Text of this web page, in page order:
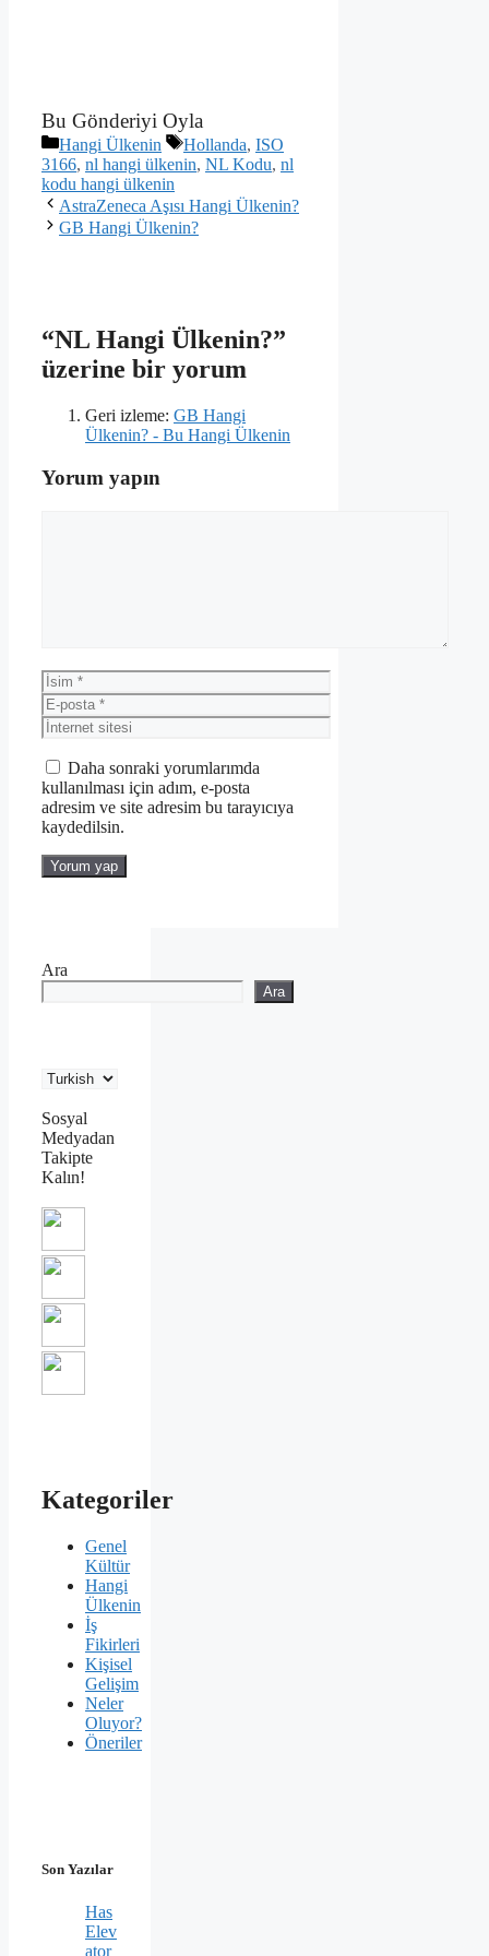
Bu Gönderiyi Oyla
Kategoriler
Hangi Ülkenin Etiketler
Hollanda, ISO
3166, nl hangi ülkenin, NL Kodu, nl
kodu hangi ülkenin
AstraZeneca Aşısı Hangi Ülkenin?
GB Hangi Ülkenin?
“NL Hangi Ülkenin?”
üzerine bir yorum
Geri izleme: GB Hangi
Ülkenin? - Bu Hangi Ülkenin
Yorum yapın
İsim
E-
posta
İnternet
sitesi
Daha sonraki yorumlarımda
kullanılması için adım, e-posta
adresim ve site adresim bu tarayıcıya
kaydedilsin.
Ara
Ara
Sosyal
Medyadan
Takipte
Kalın!
Kategoriler
Genel
Kültür
Hangi
Ülkenin
İş
Fikirleri
Kişisel
Gelişim
Neler
Oluyor?
Öneriler
Son Yazılar
Has
Elev
ator